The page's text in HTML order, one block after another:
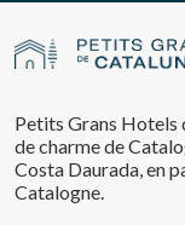
Petits Grans Hotels
de charme de
Costa Daurada, en
Catalogne.